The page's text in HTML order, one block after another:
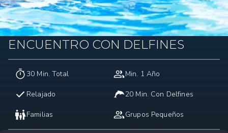
ENCUENTRO CON DELFINES
30 Min. Total Min. 1 Año
Relajado 20 Min. Con Delfines
Familias Grupos Pequeños